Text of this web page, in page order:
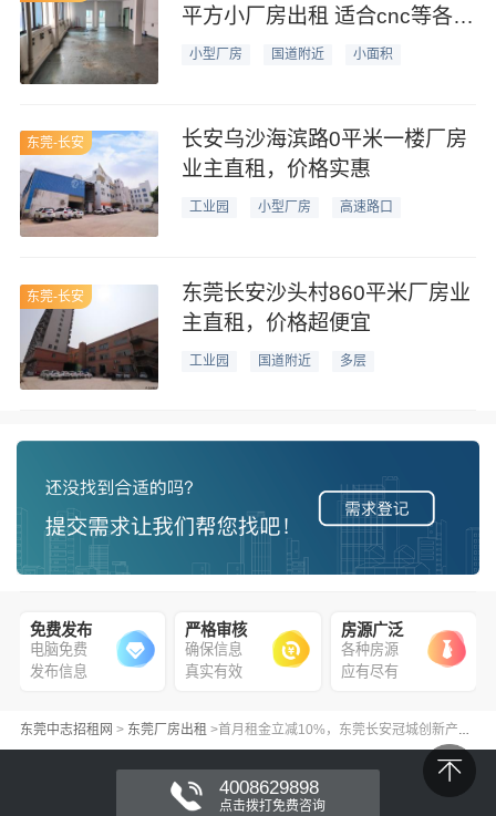
平方小厂房出租 适合cnc等各种
轻加工
小型厂房 国道附近 小面积
东莞-长安
长安乌沙海滨路0平米一楼厂房
业主直租，价格实惠
工业园 小型厂房 高速路口
东莞-长安
东莞长安沙头村860平米厂房业
主直租，价格超便宜
工业园 国道附近 多层
免费发布
电脑免费
发布信息
严格审核
确保信息
真实有效
房源广泛
各种房源
应有尽有
东莞中志招租网 > 东莞厂房出租 >首月租金立减10%，东莞长安冠城创新产业园3380平米花园式厂房业主直租
4008629898
点击拨打免费咨询